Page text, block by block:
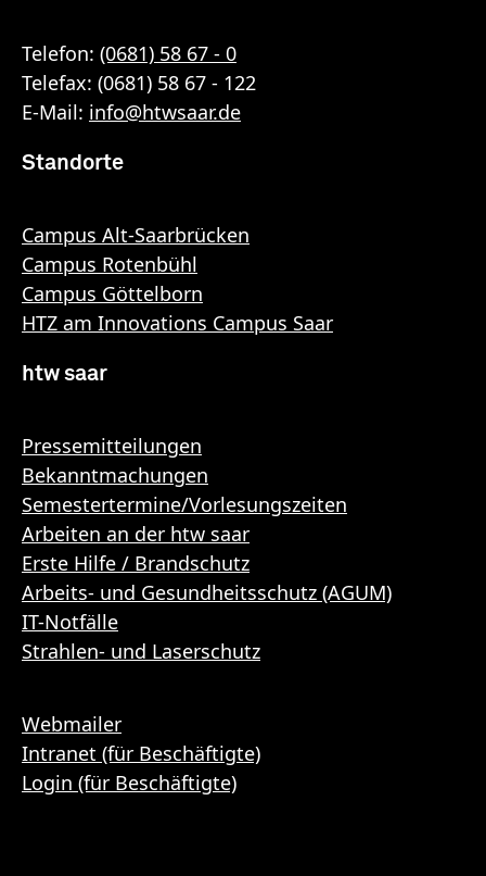
Telefon: (0681) 58 67 - 0
Telefax: (0681) 58 67 - 122
E-Mail: info@htwsaar.de
Standorte
Campus Alt-Saarbrücken
Campus Rotenbühl
Campus Göttelborn
HTZ am Innovations Campus Saar
htw saar
Pressemitteilungen
Bekanntmachungen
Semestertermine/Vorlesungszeiten
Arbeiten an der htw saar
Erste Hilfe / Brandschutz
Arbeits- und Gesundheitsschutz (AGUM)
IT-Notfälle
Strahlen- und Laserschutz
Webmailer
Intranet (für Beschäftigte)
Login (für Beschäftigte)